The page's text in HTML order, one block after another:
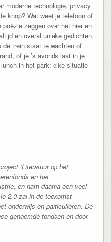
moderne technologie, privacy
knop? Wat weet je telefoon of
zeggen over het hier en
en overal unieke gedichten.
de trein staat te wachten of
of je ’s avonds laat in je
in het park: elke situatie
‘Literatuur op het
en het
en nam daarna een veel
2.0 zal in de toekomst
onderwijs en particulieren. De
genoemde fondsen en door